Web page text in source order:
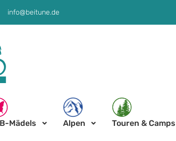
info@beitune.de
Mädels Alpen Touren & Camps